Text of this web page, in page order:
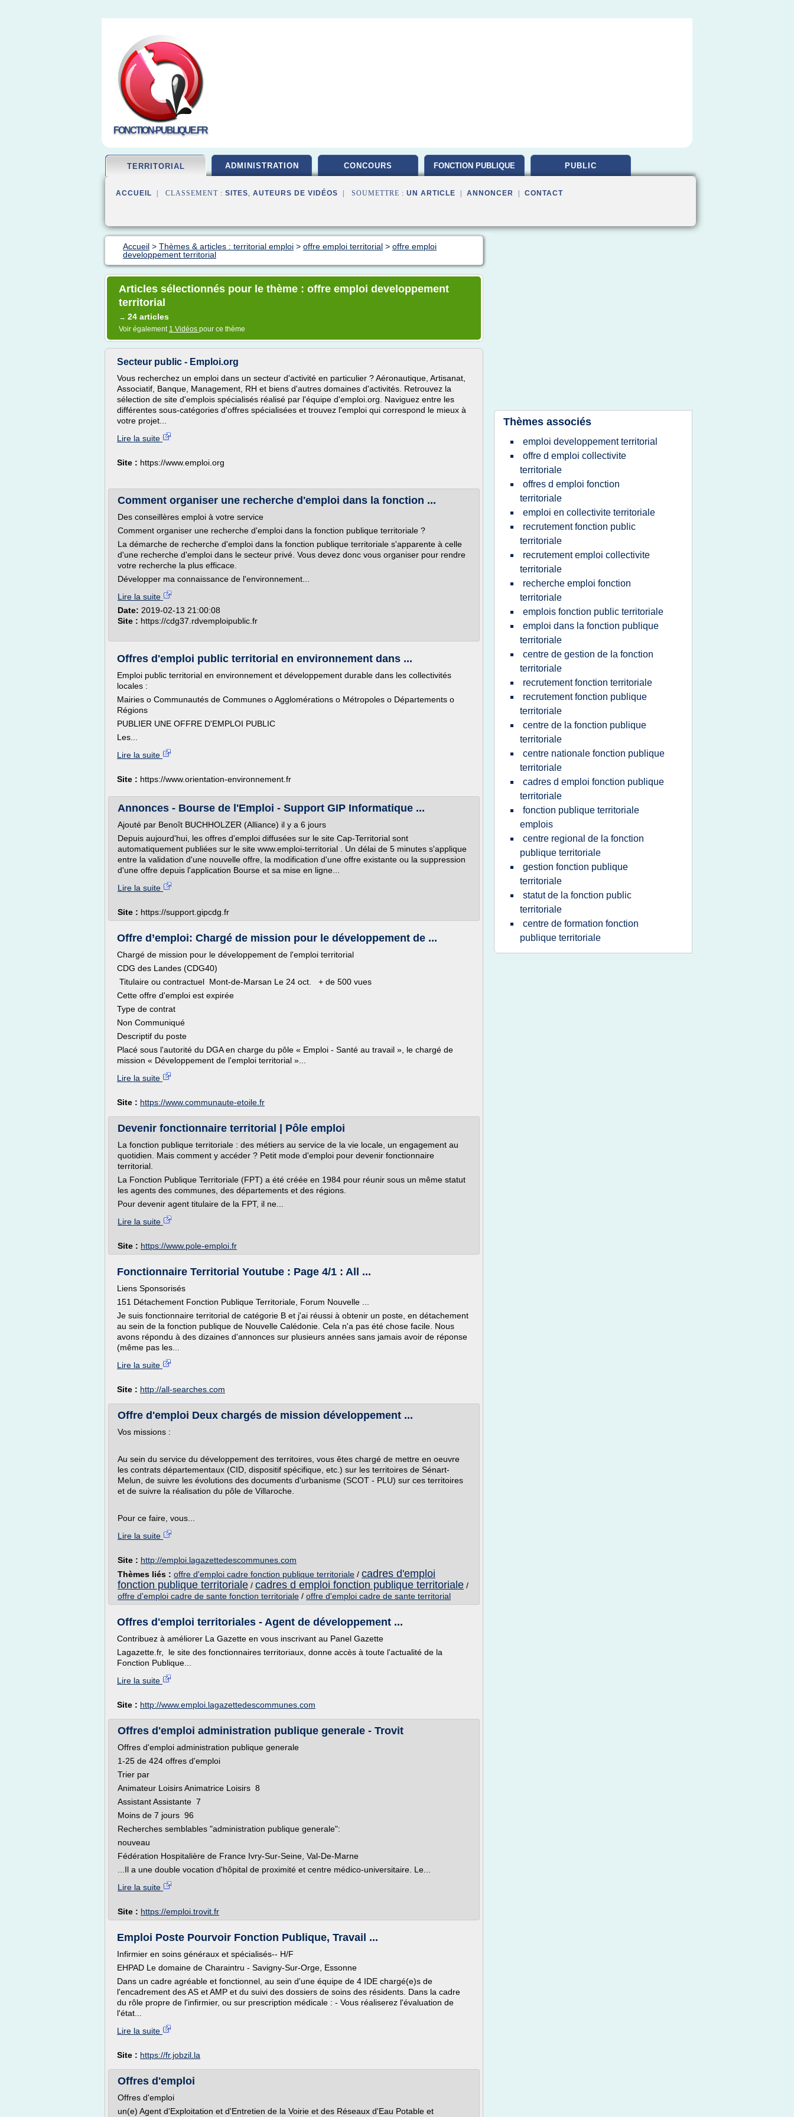
FONCTION-PUBLIQUE.FR
TERRITORIAL ADMINISTRATION CONCOURS FONCTION PUBLIQUE PUBLIC
ACCUEIL | CLASSEMENT : SITES, AUTEURS DE VIDÉOS | SOUMETTRE : UN ARTICLE ANNONCER CONTACT
Accueil > Thèmes & articles : territorial emploi > offre emploi territorial > offre emploi
developpement territorial
Articles sélectionnés pour le thème : offre emploi developpement
territorial
→ 24 articles
Voir également 1 Vidéos pour ce thème
Secteur public - Emploi.org
Vous recherchez un emploi dans un secteur d'activité en particulier ? Aéronautique, Artisanat,
Associatif, Banque, Management, RH et biens d'autres domaines d'activités. Retrouvez la
sélection de site d'emplois spécialisés réalisé par l'équipe d'emploi.org. Naviguez entre les
différentes sous-catégories d'offres spécialisées et trouvez l'emploi qui correspond le mieux à
votre projet...
Lire la suite
Site : https://www.emploi.org
Comment organiser une recherche d'emploi dans la fonction ...
Des conseillères emploi à votre service
Comment organiser une recherche d'emploi dans la fonction publique territoriale ?
La démarche de recherche d'emploi dans la fonction publique territoriale s'apparente à celle
d'une recherche d'emploi dans le secteur privé. Vous devez donc vous organiser pour rendre
votre recherche la plus efficace.
Développer ma connaissance de l'environnement...
Lire la suite
Date: 2019-02-13 21:00:08
Site : https://cdg37.rdvemploipublic.fr
Offres d'emploi public territorial en environnement dans ...
Emploi public territorial en environnement et développement durable dans les collectivités
locales :
Mairies o Communautés de Communes o Agglomérations o Métropoles o Départements o
Régions
PUBLIER UNE OFFRE D'EMPLOI PUBLIC
Les...
Lire la suite
Site : https://www.orientation-environnement.fr
Annonces - Bourse de l'Emploi - Support GIP Informatique ...
Ajouté par Benoît BUCHHOLZER (Alliance) il y a 6 jours
Depuis aujourd'hui, les offres d'emploi diffusées sur le site Cap-Territorial sont
automatiquement publiées sur le site www.emploi-territorial . Un délai de 5 minutes s'applique
entre la validation d'une nouvelle offre, la modification d'une offre existante ou la suppression
d'une offre depuis l'application Bourse et sa mise en ligne...
Lire la suite
Site : https://support.gipcdg.fr
Offre d’emploi: Chargé de mission pour le développement de ...
Chargé de mission pour le développement de l'emploi territorial
CDG des Landes (CDG40)
Titulaire ou contractuel Mont-de-Marsan Le 24 oct. + de 500 vues
Cette offre d'emploi est expirée
Type de contrat
Non Communiqué
Descriptif du poste
Placé sous l'autorité du DGA en charge du pôle « Emploi - Santé au travail », le chargé de
mission « Développement de l'emploi territorial »...
Lire la suite
Site : https://www.communaute-etoile.fr
Devenir fonctionnaire territorial | Pôle emploi
La fonction publique territoriale : des métiers au service de la vie locale, un engagement au
quotidien. Mais comment y accéder ? Petit mode d'emploi pour devenir fonctionnaire
territorial.
La Fonction Publique Territoriale (FPT) a été créée en 1984 pour réunir sous un même statut
les agents des communes, des départements et des régions.
Pour devenir agent titulaire de la FPT, il ne...
Lire la suite
Site : https://www.pole-emploi.fr
Fonctionnaire Territorial Youtube : Page 4/1 : All ...
Liens Sponsorisés
151 Détachement Fonction Publique Territoriale, Forum Nouvelle ...
Je suis fonctionnaire territorial de catégorie B et j'ai réussi à obtenir un poste, en détachement
au sein de la fonction publique de Nouvelle Calédonie. Cela n'a pas été chose facile. Nous
avons répondu à des dizaines d'annonces sur plusieurs années sans jamais avoir de réponse
(même pas les...
Lire la suite
Site : http://all-searches.com
Offre d'emploi Deux chargés de mission développement ...
Vos missions :
Au sein du service du développement des territoires, vous êtes chargé de mettre en oeuvre
les contrats départementaux (CID, dispositif spécifique, etc.) sur les territoires de Sénart-
Melun, de suivre les évolutions des documents d'urbanisme (SCOT - PLU) sur ces territoires
et de suivre la réalisation du pôle de Villaroche.
Pour ce faire, vous...
Lire la suite
Site : http://emploi.lagazettedescommunes.com
Thèmes liés : offre d'emploi cadre fonction publique territoriale / cadres d'emploi
fonction publique territoriale / cadres d emploi fonction publique territoriale /
offre d'emploi cadre de sante fonction territoriale / offre d'emploi cadre de sante territorial
Offres d'emploi territoriales - Agent de développement ...
Contribuez à améliorer La Gazette en vous inscrivant au Panel Gazette
Lagazette.fr, le site des fonctionnaires territoriaux, donne accès à toute l'actualité de la
Fonction Publique...
Lire la suite
Site : http://www.emploi.lagazettedescommunes.com
Offres d'emploi administration publique generale - Trovit
Offres d'emploi administration publique generale
1-25 de 424 offres d'emploi
Trier par
Animateur Loisirs Animatrice Loisirs 8
Assistant Assistante 7
Moins de 7 jours 96
Recherches semblables "administration publique generale":
nouveau
Fédération Hospitalière de France Ivry-Sur-Seine, Val-De-Marne
...Il a une double vocation d'hôpital de proximité et centre médico-universitaire. Le...
Lire la suite
Site : https://emploi.trovit.fr
Emploi Poste Pourvoir Fonction Publique, Travail ...
Infirmier en soins généraux et spécialisés-- H/F
EHPAD Le domaine de Charaintru - Savigny-Sur-Orge, Essonne
Dans un cadre agréable et fonctionnel, au sein d'une équipe de 4 IDE chargé(e)s de
l'encadrement des AS et AMP et du suivi des dossiers de soins des résidents. Dans la cadre
du rôle propre de l'infirmier, ou sur prescription médicale : - Vous réaliserez l'évaluation de
l'état...
Lire la suite
Site : https://fr.jobzil.la
Offres d'emploi
Offres d'emploi
un(e) Agent d'Exploitation et d'Entretien de la Voirie et des Réseaux d'Eau Potable et
Thèmes associés
emploi developpement territorial
offre d emploi collectivite
territoriale
offres d emploi fonction
territoriale
emploi en collectivite territoriale
recrutement fonction public
territoriale
recrutement emploi collectivite
territoriale
recherche emploi fonction
territoriale
emplois fonction public territoriale
emploi dans la fonction publique
territoriale
centre de gestion de la fonction
territoriale
recrutement fonction territoriale
recrutement fonction publique
territoriale
centre de la fonction publique
territoriale
centre nationale fonction publique
territoriale
cadres d emploi fonction publique
territoriale
fonction publique territoriale
emplois
centre regional de la fonction
publique territoriale
gestion fonction publique
territoriale
statut de la fonction public
territoriale
centre de formation fonction
publique territoriale